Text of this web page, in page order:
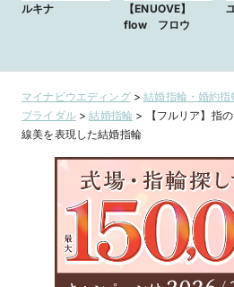
ルキナ
【ENUOVE】
flow フロウ
マイナビウエディング>結婚指輪・婚約指
ブライダル>結婚指輪 >
【フルリア】指
線美を表現した結婚指輪